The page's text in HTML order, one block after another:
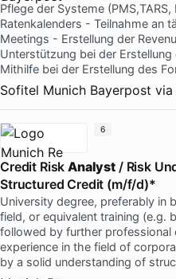
Pflege der Systeme
Ratenkalenders - Teilnahme an
Meetings - Erstellung der
Unterstützung bei der
Mithilfe bei der Erstellung des
Sofitel Munich Bayerpost via
Credit RiskAnalyst/ Risk
Structured Credit (m/f/d)*
University degree, preferably in
field, or equivalent training (e.g.
followed by further professional
experience in the field of
by a solid understanding of
6